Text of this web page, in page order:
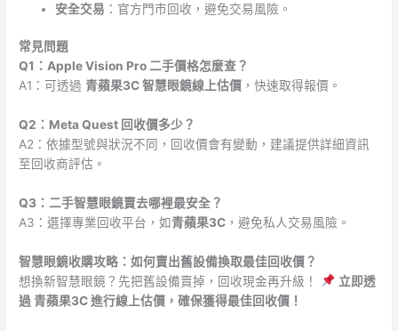
安全交易 ：官方門市回收，避免交易風險。
常見問題
Q1：Apple Vision Pro 二手價格怎麼查？
A1：可透過 青蘋果3C 智慧眼鏡線上估價 ，快速取得報價。
Q2：Meta Quest 回收價多少？
A2：依據型號與狀況不同，回收價會有變動，建議提供詳細資訊
至回收商評估。
Q3：二手智慧眼鏡賣去哪裡最安全？
A3：選擇專業回收平台，如青蘋果3C ，避免私人交易風險。
智慧眼鏡收購攻略：如何賣出舊設備換取最佳回收價？
想換新智慧眼鏡？先把舊設備賣掉，回收現金再升級！
立即透
過 青蘋果3C 進行線上估價，確保獲得最佳回收價！